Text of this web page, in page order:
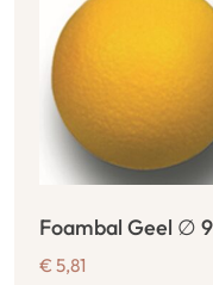
Foambal Geel ∅
€ 5,81